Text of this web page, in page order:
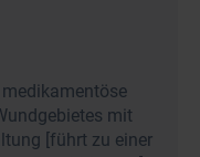
mit
[führt zu einer